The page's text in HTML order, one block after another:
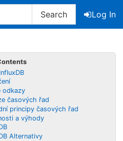
Search
Log In
odkazy
časových řad
principy časových řad
a výhody
Alternativy